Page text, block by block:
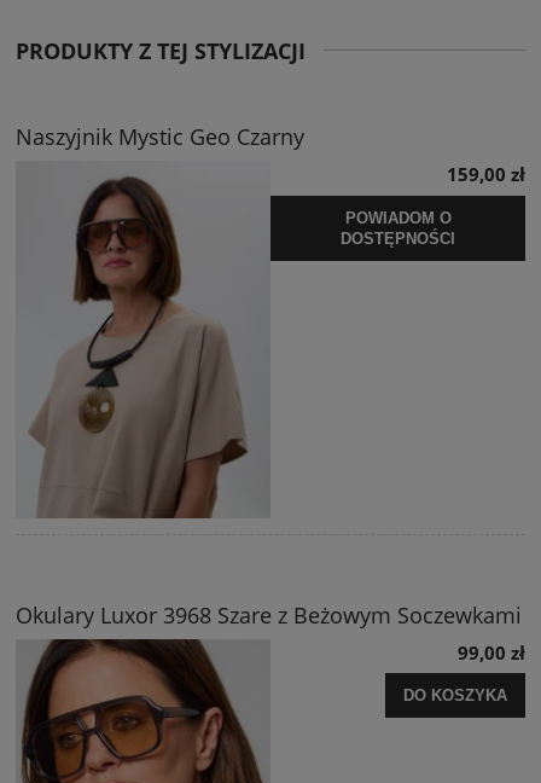
PRODUKTY Z TEJ STYLIZACJI
Naszyjnik Mystic Geo Czarny
159,00 zł
POWIADOM O
DOSTĘPNOŚCI
Okulary Luxor 3968 Szare z Beżowym Soczewkami
99,00 zł
DO KOSZYKA